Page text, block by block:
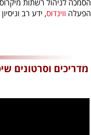
הפעלה ווינדוס, ידע רב וניסיון
מדריכים וסרטונים